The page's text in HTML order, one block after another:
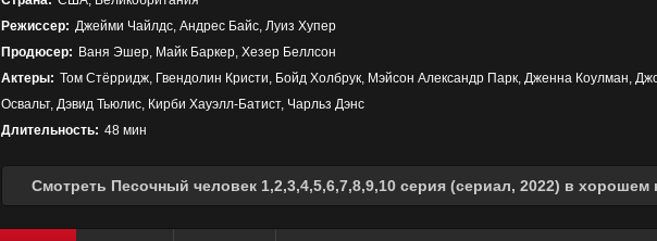
Режиссер: Джейми Чайлдс, Андрес Байс, Луиз Хупер
Продюсер: Ваня Эшер, Майк Баркер, Хезер Беллсон
Актеры: Том Стёрридж, Гвендолин Кристи, Бойд Холбрук, Мэйсон Александр Парк, Дженна Коулман,
Освальт, Дэвид Тьюлис, Кирби Хауэлл-Батист, Чарльз Дэнс
Длительность: 48 мин
Смотреть Песочный человек 1,2,3,4,5,6,7,8,9,10 серия (сериал, 2022) в хорошем